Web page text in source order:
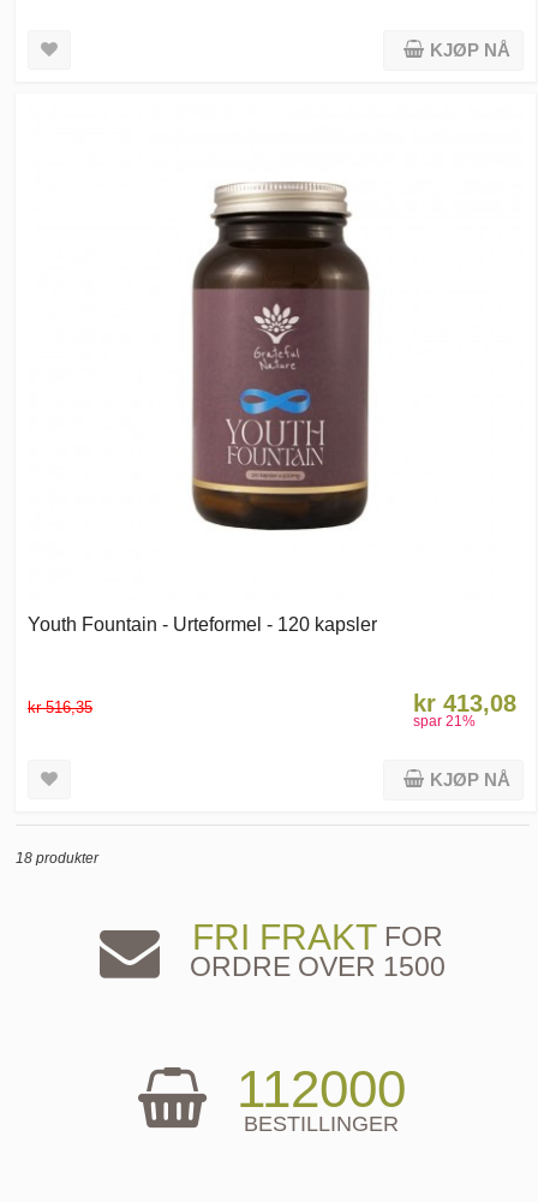
KJØP NÅ
Youth Fountain - Urteformel - 120 kapsler
kr 516,35 kr 413,08
spar 21%
KJØP NÅ
18 produkter
FRI FRAKTFOR
ORDRE OVER 1500
112000
BESTILLINGER